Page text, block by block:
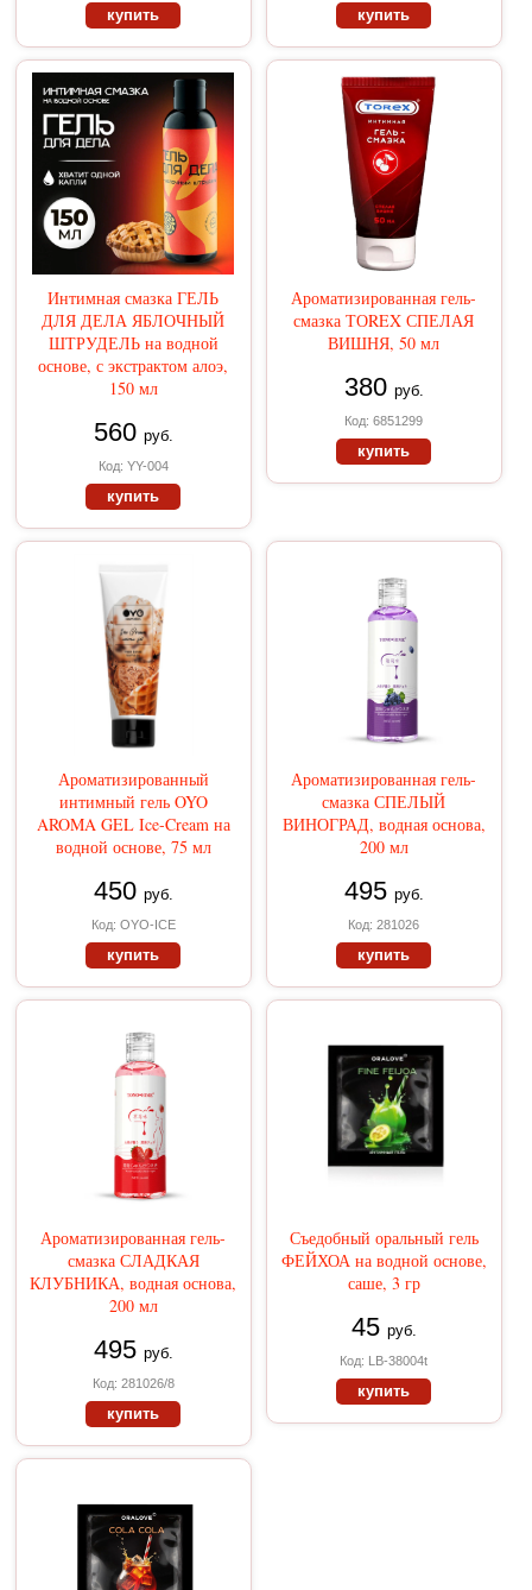
купить купить
Интимная смазка ГЕЛЬ
ДЛЯ ДЕЛА ЯБЛОЧНЫЙ
ШТРУДЕЛЬ на водной
основе, с экстрактом алоэ,
150 мл
560 руб.
Код: YY-004
купить
Ароматизированная гель-
смазка ТОREX СПЕЛАЯ
ВИШНЯ, 50 мл
380 руб.
Код: 6851299
купить
Ароматизированный
интимный гель OYO
AROMA GEL Ice-Cream на
водной основе, 75 мл
450 руб.
Код: OYO-ICE
купить
Ароматизированная гель-
смазка СПЕЛЫЙ
ВИНОГРАД, водная основа,
200 мл
495 руб.
Код: 281026
купить
Ароматизированная гель-
смазка СЛАДКАЯ
КЛУБНИКА, водная основа,
200 мл
495 руб.
Код: 281026/8
купить
Съедобный оральный гель
ФЕЙХОА на водной основе,
саше, 3 гр
45 руб.
Код: LB-38004t
купить